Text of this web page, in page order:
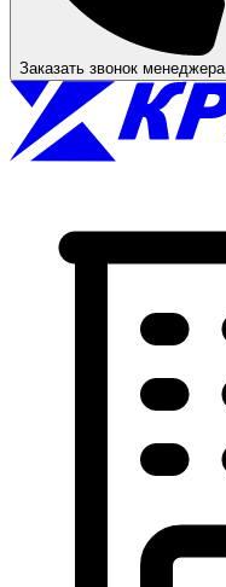
Заказать звонок менеджера